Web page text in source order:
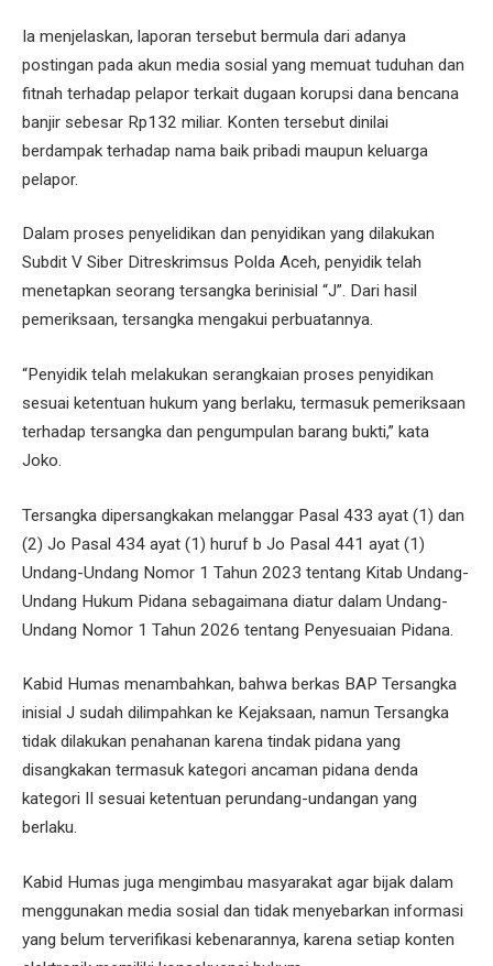
Ia menjelaskan, laporan tersebut bermula dari adanya
postingan pada akun media sosial yang memuat tuduhan dan
fitnah terhadap pelapor terkait dugaan korupsi dana bencana
banjir sebesar Rp132 miliar. Konten tersebut dinilai
berdampak terhadap nama baik pribadi maupun keluarga
pelapor.
Dalam proses penyelidikan dan penyidikan yang dilakukan
Subdit V Siber Ditreskrimsus Polda Aceh, penyidik telah
menetapkan seorang tersangka berinisial “J”. Dari hasil
pemeriksaan, tersangka mengakui perbuatannya.
“Penyidik telah melakukan serangkaian proses penyidikan
sesuai ketentuan hukum yang berlaku, termasuk pemeriksaan
terhadap tersangka dan pengumpulan barang bukti,” kata
Joko.
Tersangka dipersangkakan melanggar Pasal 433 ayat (1) dan
(2) Jo Pasal 434 ayat (1) huruf b Jo Pasal 441 ayat (1)
Undang-Undang Nomor 1 Tahun 2023 tentang Kitab Undang-
Undang Hukum Pidana sebagaimana diatur dalam Undang-
Undang Nomor 1 Tahun 2026 tentang Penyesuaian Pidana.
Kabid Humas menambahkan, bahwa berkas BAP Tersangka
inisial J sudah dilimpahkan ke Kejaksaan, namun Tersangka
tidak dilakukan penahanan karena tindak pidana yang
disangkakan termasuk kategori ancaman pidana denda
kategori II sesuai ketentuan perundang-undangan yang
berlaku.
Kabid Humas juga mengimbau masyarakat agar bijak dalam
menggunakan media sosial dan tidak menyebarkan informasi
yang belum terverifikasi kebenarannya, karena setiap konten